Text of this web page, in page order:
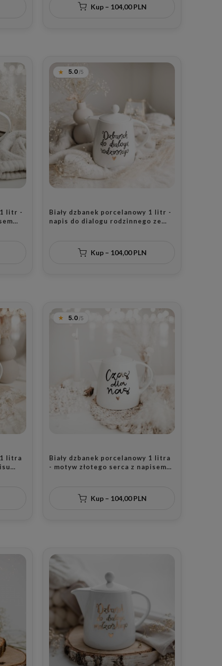
Kup – 104,00 PLN
1 litr -
5.0
Biały dzbanek porcelanowy 1 litr -
napis do dialogu rodzinnego ze
Kup – 104,00 PLN
1 litra
5.0
Biały dzbanek porcelanowy 1 litra
- motyw złotego serca z napisem
Kup – 104,00 PLN